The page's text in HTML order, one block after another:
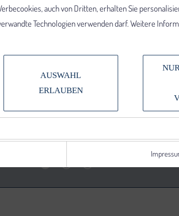
auch von Dritten, erhalten Sie
Technologien verwenden darf. Weitere
AUSWAHL
ERLAUBEN